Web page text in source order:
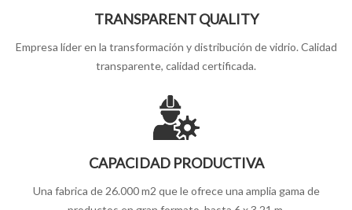
TRANSPARENT QUALITY
Empresa lí­der en la transformación y distribución de vidrio. Calidad
transparente, calidad certificada.
CAPACIDAD PRODUCTIVA
Una fabrica de 26.000 m2 que le ofrece una amplia gama de